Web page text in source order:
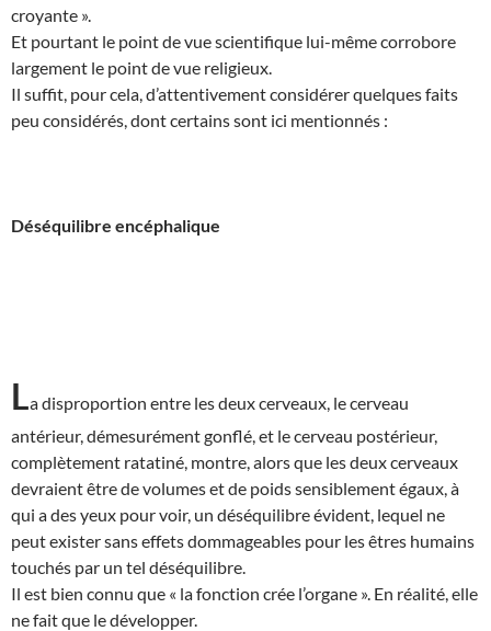
croyante ».
Et pourtant le point de vue scientifique lui-même corrobore
largement le point de vue religieux.
Il suffit, pour cela, d’attentivement considérer quelques faits
peu considérés, dont certains sont ici mentionnés :
Déséquilibre encéphalique
La disproportion entre les deux cerveaux, le cerveau
antérieur, démesurément gonflé, et le cerveau postérieur,
complètement ratatiné, montre, alors que les deux cerveaux
devraient être de volumes et de poids sensiblement égaux, à
qui a des yeux pour voir, un déséquilibre évident, lequel ne
peut exister sans effets dommageables pour les êtres humains
touchés par un tel déséquilibre.
Il est bien connu que « la fonction crée l’organe ». En réalité, elle
ne fait que le développer.